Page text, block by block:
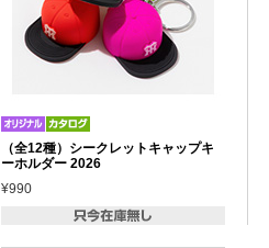
（全12種）シークレットキャップキ
ーホルダー 2026
¥990